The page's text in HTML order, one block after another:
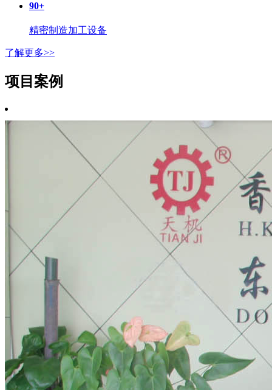
90+
精密制造加工设备
了解更多>>
项目案例